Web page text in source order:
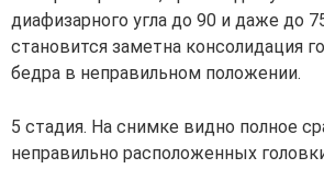
диафизарного угла до 90 и даже до
становится заметна консолидация
бедра в неправильном положении.
5 стадия. На снимке видно полное
неправильно расположенных